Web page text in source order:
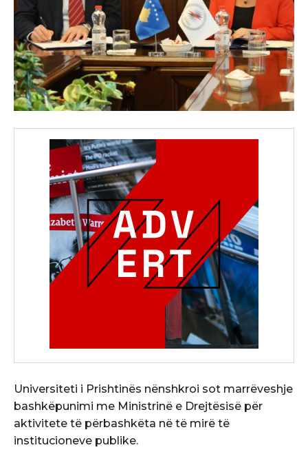
Universiteti i Prishtinës nënshkroi sot marrëveshje
bashkëpunimi me Ministrinë e Drejtësisë për
aktivitete të përbashkëta në të mirë të
institucioneve publike.